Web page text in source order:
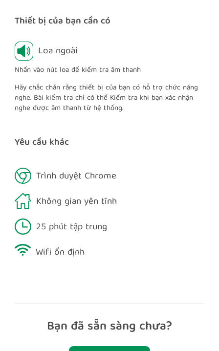
Thiết bị của bạn cần có
Loa ngoài
Nhấn vào nút loa để kiểm tra âm thanh
Hãy chắc chắn rằng thiết bị của bạn có hỗ trợ chức năng
nghe. Bài kiểm tra chỉ có thể Kiểm tra khi bạn xác nhận
nghe được âm thanh từ hệ thống.
Yêu cầu khác
Trình duyệt Chrome
Không gian yên tĩnh
25 phút tập trung
Wifi ổn định
Bạn đã sẵn sàng chưa?